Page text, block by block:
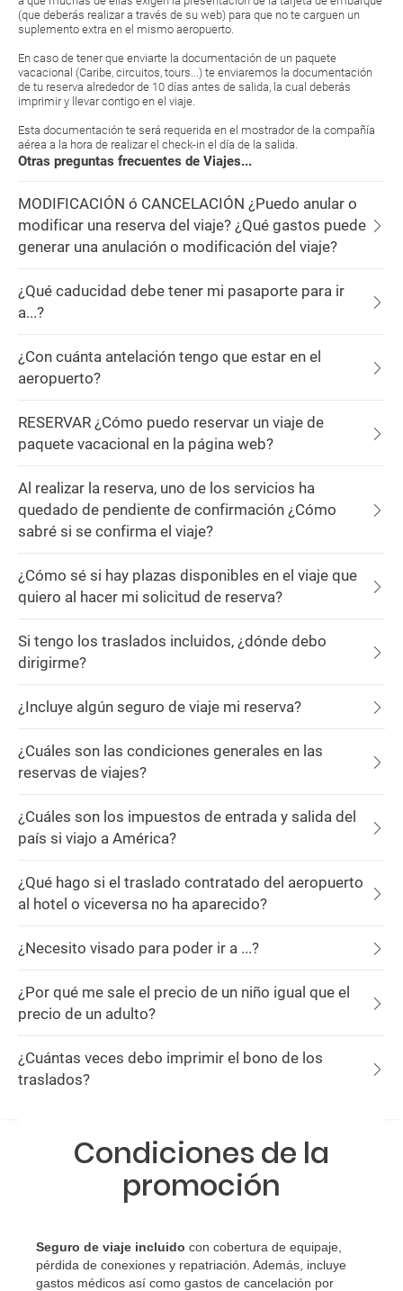
(que deberás realizar a través de su web) para que no te carguen un
suplemento extra en el mismo aeropuerto.
En caso de tener que enviarte la documentación de un paquete
vacacional (Caribe, circuitos, tours...) te enviaremos la documentación
de tu reserva alrededor de 10 días antes de salida, la cual deberás
imprimir y llevar contigo en el viaje.
Esta documentación te será requerida en el mostrador de la compañía
aérea a la hora de realizar el check-in el día de la salida.
Otras preguntas frecuentes de Viajes...
MODIFICACIÓN ó CANCELACIÓN ¿Puedo anular o
modificar una reserva del viaje? ¿Qué gastos puede
generar una anulación o modificación del viaje?
¿Qué caducidad debe tener mi pasaporte para ir
a...?
¿Con cuánta antelación tengo que estar en el
aeropuerto?
RESERVAR ¿Cómo puedo reservar un viaje de
paquete vacacional en la página web?
Al realizar la reserva, uno de los servicios ha
quedado de pendiente de confirmación ¿Cómo
sabré si se confirma el viaje?
¿Cómo sé si hay plazas disponibles en el viaje que
quiero al hacer mi solicitud de reserva?
Si tengo los traslados incluidos, ¿dónde debo
dirigirme?
¿Incluye algún seguro de viaje mi reserva?
¿Cuáles son las condiciones generales en las
reservas de viajes?
¿Cuáles son los impuestos de entrada y salida del
país si viajo a América?
¿Qué hago si el traslado contratado del aeropuerto
al hotel o viceversa no ha aparecido?
¿Necesito visado para poder ir a ...?
¿Por qué me sale el precio de un niño igual que el
precio de un adulto?
¿Cuántas veces debo imprimir el bono de los
traslados?
Condiciones de la
promoción
Seguro de viaje incluido con cobertura de equipaje,
pérdida de conexiones y repatriación. Además, incluye
gastos médicos así como gastos de cancelación por